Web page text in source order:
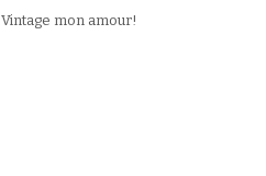
Vintage mon amour!